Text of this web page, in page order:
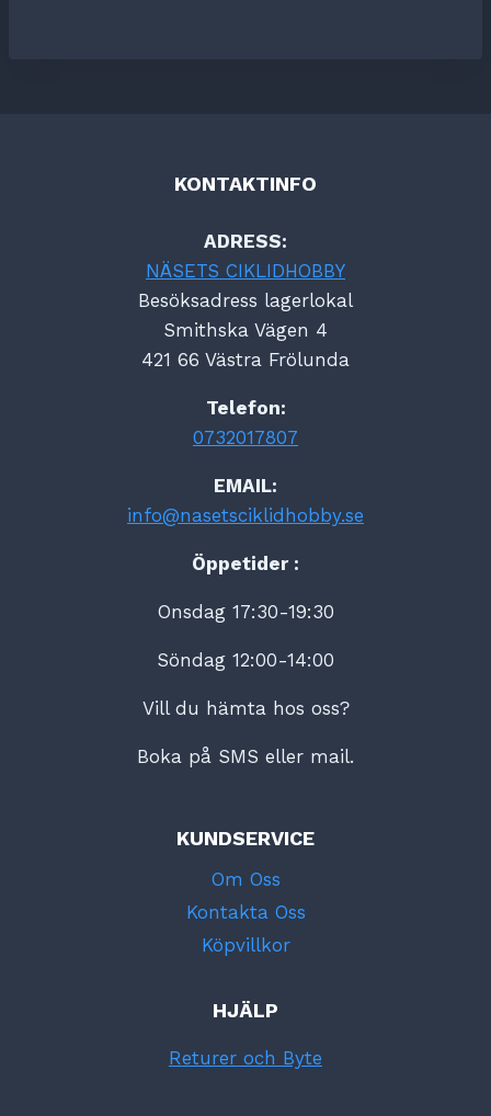
KONTAKTINFO
ADRESS:
NÄSETS CIKLIDHOBBY
Besöksadress lagerlokal
Smithska Vägen 4
421 66 Västra Frölunda
Telefon:
0732017807
EMAIL:
info@nasetsciklidhobby.se
Öppetider :
Onsdag 17:30-19:30
Söndag 12:00-14:00
Vill du hämta hos oss?
Boka på SMS eller mail.
KUNDSERVICE
Om Oss
Kontakta Oss
Köpvillkor
HJÄLP
Returer och Byte